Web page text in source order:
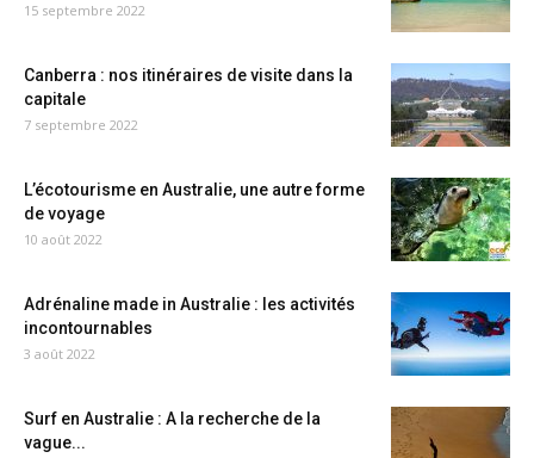
15 septembre 2022
Canberra : nos itinéraires de visite dans la
capitale
7 septembre 2022
L’écotourisme en Australie, une autre forme
de voyage
10 août 2022
Adrénaline made in Australie : les activités
incontournables
3 août 2022
Surf en Australie : A la recherche de la
vague...